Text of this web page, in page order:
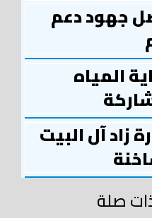
جهود دعم
المياه
زاد آل البيت
صلة